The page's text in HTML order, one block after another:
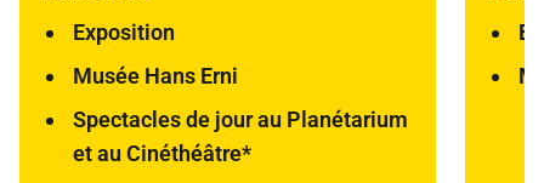
Exposition
Musée Hans Erni
Spectacles de jour au Planétarium
et au Cinéthéâtre*